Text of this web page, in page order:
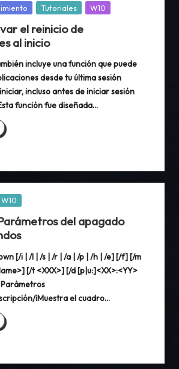
Tutoriales W10
el reinicio de
al inicio
incluye una función que puede
desde tu última sesión
incluso antes de iniciar sesión
función fue diseñada…
W10
del apagado
[/i | /l | /s | /r | /a | /p | /h | /e] [/f] [/m
[/t <XXX>] [/d [p|u:]<XX>:<YY>
iMuestra el cuadro…